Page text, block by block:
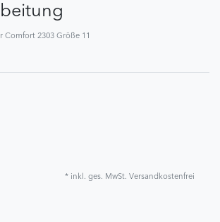
Comfort 2303 Größe 11
* inkl. ges. MwSt. Versandkostenfrei